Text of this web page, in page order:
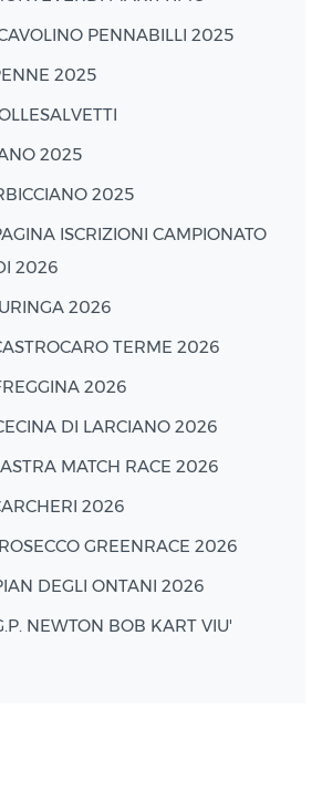
PENNABILLI 2025
2025
2025
2025
ISCRIZIONI CAMPIONATO
2026
2026
TERME 2026
2026
DI LARCIANO 2026
MATCH RACE 2026
2026
GREENRACE 2026
DEGLI ONTANI 2026
NEWTON BOB KART VIU'